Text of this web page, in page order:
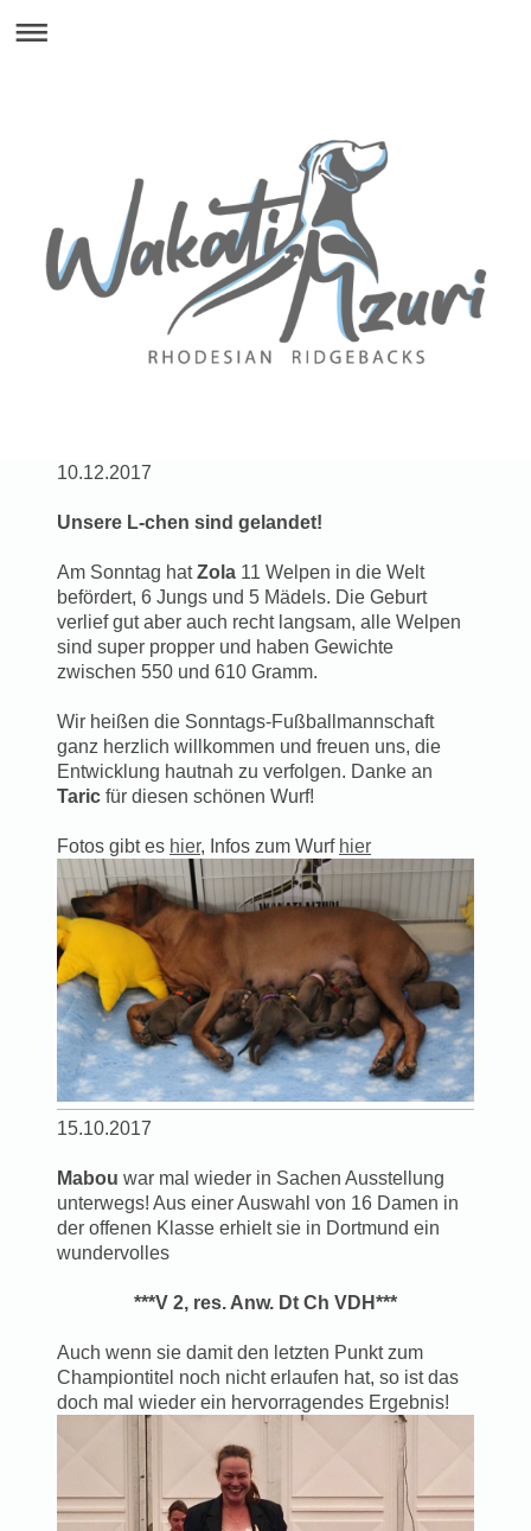
10.12.2017
Unsere L-chen sind gelandet!
Am Sonntag hatZola 11 Welpen in die Welt
befördert, 6 Jungs und 5 Mädels. Die Geburt
verlief gut aber auch recht langsam, alle Welpen
sind super propper und haben Gewichte
zwischen 550 und 610 Gramm.
Wir heißen die Sonntags-Fußballmannschaft
ganz herzlich willkommen und freuen uns, die
Entwicklung hautnah zu verfolgen. Danke an
Taric für diesen schönen Wurf!
Fotos gibt es hier, Infos zum Wurf hier
15.10.2017
Mabou war mal wieder in Sachen Ausstellung
unterwegs! Aus einer Auswahl von 16 Damen in
der offenen Klasse erhielt sie in Dortmund ein
wundervolles
***V 2, res. Anw. Dt Ch VDH***
Auch wenn sie damit den letzten Punkt zum
Championtitel noch nicht erlaufen hat, so ist das
doch mal wieder ein hervorragendes Ergebnis!